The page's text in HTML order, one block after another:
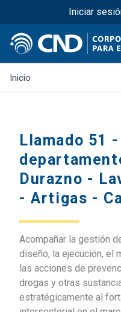
Menú
Iniciar
Inicio
Llamado 51
Durazno -
- Artigas -
Acompañar la gestión
diseño, la ejecución, el
las acciones de
drogas y otras
estratégicamente al